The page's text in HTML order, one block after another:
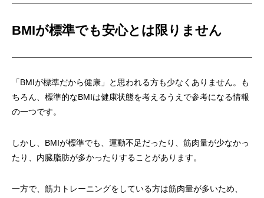
BMIが標準でも安心とは限りません
「BMIが標準だから健康」と思われる方も少なくありません。も
ちろん、標準的なBMIは健康状態を考えるうえで参考になる情報
の一つです。
しかし、BMIが標準でも、運動不足だったり、筋肉量が少なかっ
たり、内臓脂肪が多かったりすることがあります。
一方で、筋力トレーニングをしている方は筋肉量が多いため、